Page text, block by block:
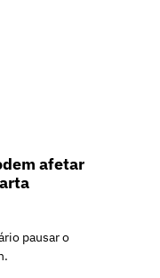
afetar
pausar o